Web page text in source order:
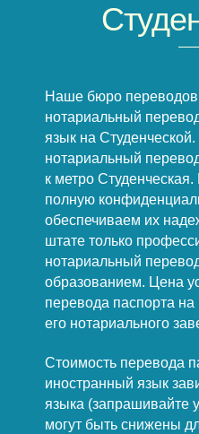
Наше бюро переводов
нотариальный
язык на
нотариальный
к метро
полную
обеспечиваем их
штате только
нотариальный
образованием. Цена
перевода паспорта
его нотариального
Стоимость перевода
иностранный язык
языка (запрашивайте
могут быть снижены